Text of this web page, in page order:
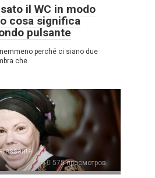
il WC in modo
cosa significa
pulsante
perché ci siano due
che
575 просмотров